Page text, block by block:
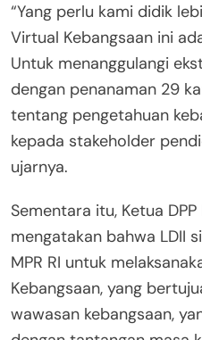
“Yang perlu kami didik
Virtual Kebangsaan ini
Untuk menanggulangi
dengan penanaman 29
tentang pengetahuan
kepada stakeholder
ujarnya.
Sementara itu, Ketua
mengatakan bahwa LDII
MPR RI untuk
Kebangsaan, yang
wawasan kebangsaan,